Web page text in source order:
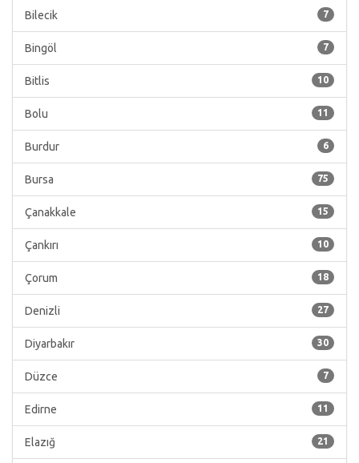
7
Bilecik
7
Bingöl
10
Bitlis
11
Bolu
6
Burdur
75
Bursa
15
Çanakkale
10
Çankırı
18
Çorum
27
Denizli
30
Diyarbakır
7
Düzce
11
Edirne
21
Elazığ